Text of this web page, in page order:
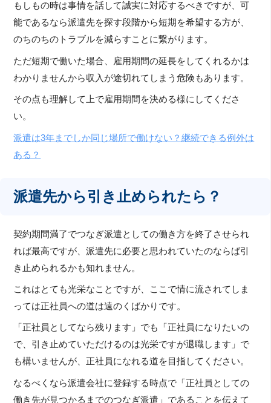
もしもの時は事情を話して誠実に対応するべきですが、可
能であるなら派遣先を探す段階から短期を希望する方が、
のちのちのトラブルを減らすことに繋がります。
ただ短期で働いた場合、雇用期間の延長をしてくれるかは
わかりませんから収入が途切れてしまう危険もあります。
その点も理解して上で雇用期間を決める様にしてくださ
い。
派遣は3年までしか同じ場所で働けない？継続できる例外は
ある？
派遣先から引き止められたら？
契約期間満了でつなぎ派遣としての働き方を終了させられ
れば最高ですが、派遣先に必要と思われていたのならば引
き止められるかも知れません。
これはとても光栄なことですが、ここで情に流されてしま
っては正社員への道は遠のくばかりです。
「正社員としてなら残ります」でも「正社員になりたいの
で、引き止めていただけるのは光栄ですが退職します」で
も構いませんが、正社員になれる道を目指してください。
なるべくなら派遣会社に登録する時点で「正社員としての
働き先が見つかるまでのつなぎ派遣」であることを伝えて